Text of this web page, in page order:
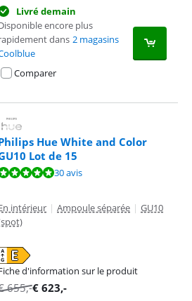
Livré demain
encore plus
dans 2 magasins
Comparer
Hue White and Color
Lot de 15
sur 30 avis.30 avis
intérieur | Ampoule séparée | GU10
d'information sur le produit
655,-€ 623,-